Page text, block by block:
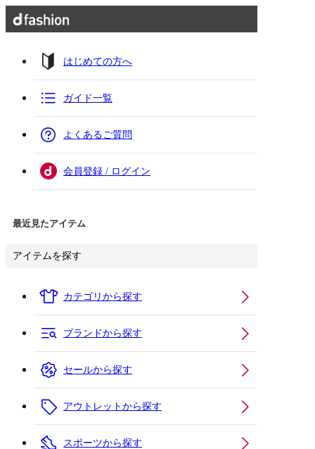
はじめての方へ
ガイド一覧
よくあるご質問
会員登録 / ログイン
最近見たアイテム
アイテムを探す
カテゴリから探す
ブランドから探す
セールから探す
アウトレットから探す
スポーツから探す